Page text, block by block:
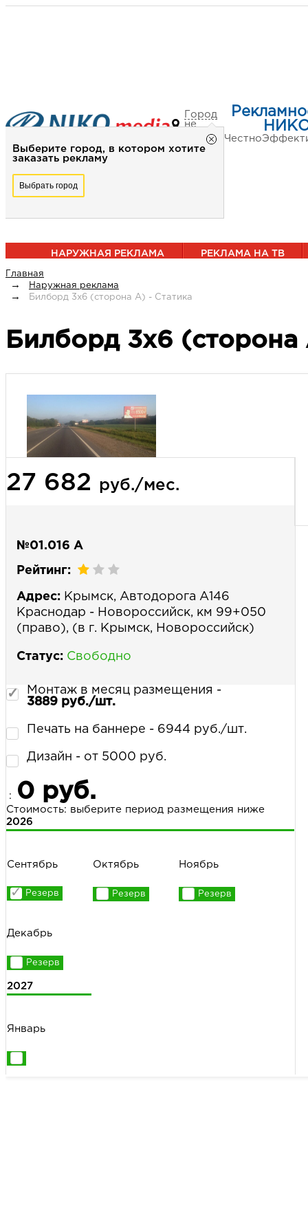
Город
не
выбран
Выберите город, в котором хотите
заказать рекламу
Выбрать город
Честно
НАРУЖНАЯ РЕКЛАМА РЕКЛАМА НА ТВ
Главная
Наружная реклама
Билборд 3х6 (сторона А) - Статика
Билборд 3х6 (сторона
27 682 руб./мес.
№01.016 А
Рейтинг:
Адрес: Крымск, Автодорога А146
Краснодар - Новороссийск, км 99+050
(право), (в г. Крымск, Новороссийск)
Статус: Свободно
Монтаж в месяц размещения -
3889 руб./шт.
Печать на баннере - 6944 руб./шт.
Дизайн - от 5000 руб.
: 0 руб.
Стоимость: выберите период размещения ниже
2026
Сентябрь Октябрь Ноябрь
Декабрь
2027
Январь